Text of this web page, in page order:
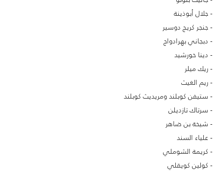
جلال أبوذينة
جنجر كريج دوسير
دبجاني بهرادواج
دينا خورشيد
ريك ميلر
ريم الغيث
ستيفن كوبلند ومريديث كوبلند
سرتاك تازديلن
شيخة بن ضاهر
علياء السند
كريمة الشوملي
كولين كويقلي